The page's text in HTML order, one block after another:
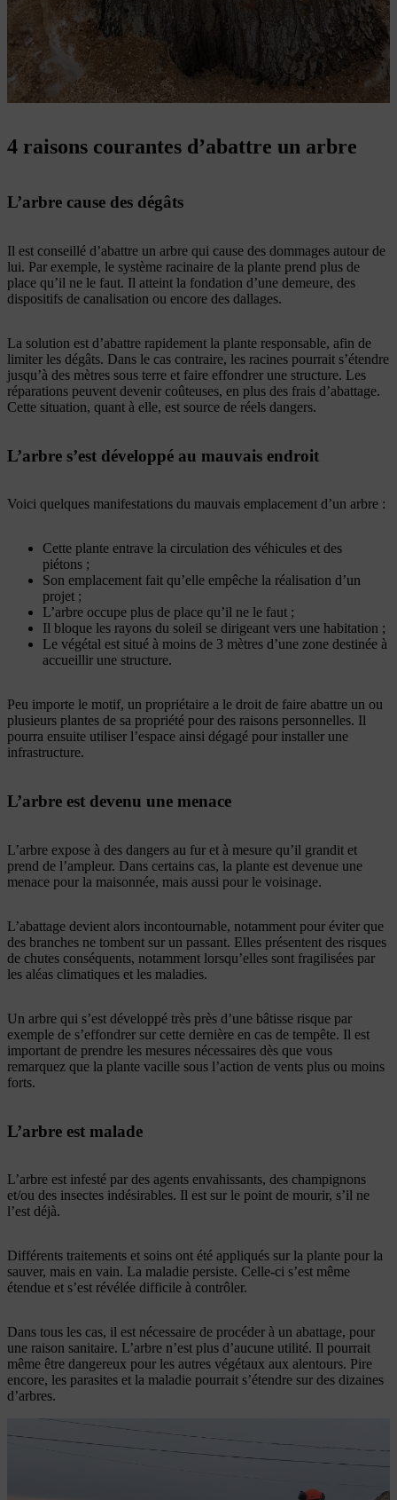
4 raisons courantes d’abattre un arbre
L’arbre cause des dégâts
Il est conseillé d’abattre un arbre qui cause des dommages autour de
lui. Par exemple, le système racinaire de la plante prend plus de
place qu’il ne le faut. Il atteint la fondation d’une demeure, des
dispositifs de canalisation ou encore des dallages.
La solution est d’abattre rapidement la plante responsable, afin de
limiter les dégâts. Dans le cas contraire, les racines pourrait s’étendre
jusqu’à des mètres sous terre et faire effondrer une structure. Les
réparations peuvent devenir coûteuses, en plus des frais d’abattage.
Cette situation, quant à elle, est source de réels dangers.
L’arbre s’est développé au mauvais endroit
Voici quelques manifestations du mauvais emplacement d’un arbre :
Cette plante entrave la circulation des véhicules et des
piétons ;
Son emplacement fait qu’elle empêche la réalisation d’un
projet ;
L’arbre occupe plus de place qu’il ne le faut ;
Il bloque les rayons du soleil se dirigeant vers une habitation ;
Le végétal est situé à moins de 3 mètres d’une zone destinée à
accueillir une structure.
Peu importe le motif, un propriétaire a le droit de faire abattre un ou
plusieurs plantes de sa propriété pour des raisons personnelles. Il
pourra ensuite utiliser l’espace ainsi dégagé pour installer une
infrastructure.
L’arbre est devenu une menace
L’arbre expose à des dangers au fur et à mesure qu’il grandit et
prend de l’ampleur. Dans certains cas, la plante est devenue une
menace pour la maisonnée, mais aussi pour le voisinage.
L’abattage devient alors incontournable, notamment pour éviter que
des branches ne tombent sur un passant. Elles présentent des risques
de chutes conséquents, notamment lorsqu’elles sont fragilisées par
les aléas climatiques et les maladies.
Un arbre qui s’est développé très près d’une bâtisse risque par
exemple de s’effondrer sur cette dernière en cas de tempête. Il est
important de prendre les mesures nécessaires dès que vous
remarquez que la plante vacille sous l’action de vents plus ou moins
forts.
L’arbre est malade
L’arbre est infesté par des agents envahissants, des champignons
et/ou des insectes indésirables. Il est sur le point de mourir, s’il ne
l’est déjà.
Différents traitements et soins ont été appliqués sur la plante pour la
sauver, mais en vain. La maladie persiste. Celle-ci s’est même
étendue et s’est révélée difficile à contrôler.
Dans tous les cas, il est nécessaire de procéder à un abattage, pour
une raison sanitaire. L’arbre n’est plus d’aucune utilité. Il pourrait
même être dangereux pour les autres végétaux aux alentours. Pire
encore, les parasites et la maladie pourrait s’étendre sur des dizaines
d’arbres.